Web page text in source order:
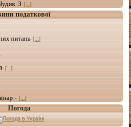
З
[...]
податкової
питань [...]
[...]
- [...]
Погода